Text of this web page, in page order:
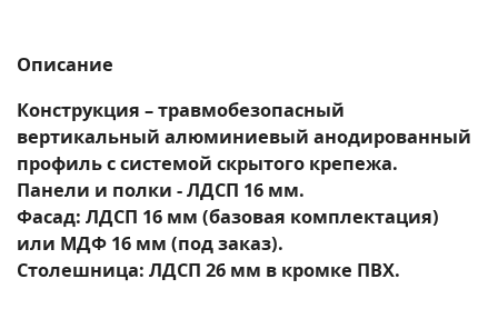
Описание
Конструкция – травмобезопасный
вертикальный алюминиевый анодированный
профиль с системой скрытого крепежа.
Панели и полки - ЛДСП 16 мм.
Фасад: ЛДСП 16 мм (базовая комплектация)
или МДФ 16 мм (под заказ).
Столешница: ЛДСП 26 мм в кромке ПВХ.